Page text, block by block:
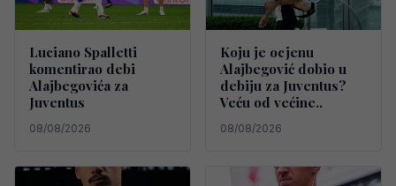
Luciano Spalletti
komentirao debi
Alajbegovića za
Juventus
08/08/2026
Koju je ocjenu
Alajbegović dobio u
debiju za Juventus?
Veću od većine..
08/08/2026